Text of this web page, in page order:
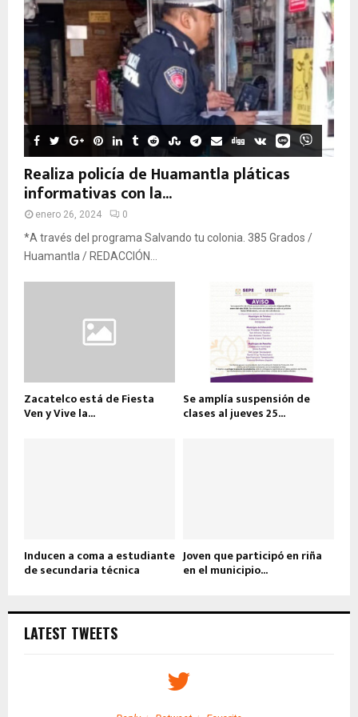
Realiza policía de Huamantla pláticas
informativas con la...
enero 26, 2024 0
*A través del programa Salvando tu colonia. 385 Grados /
Huamantla / REDACCIÓN...
Zacatelco está de Fiesta
Ven y Vive la...
Se amplía suspensión de
clases al jueves 25...
Inducen a coma a estudiante
de secundaria técnica
Joven que participó en riña
en el municipio...
LATEST TWEETS